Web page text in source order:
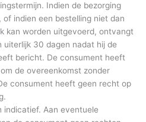
Indien de bezorging
indien een bestelling niet dan
kan worden uitgevoerd, ontvangt
uiterlijk 30 dagen nadat hij de
bericht. De consument heeft
de overeenkomst zonder
consument heeft geen recht op
indicatief. Aan eventuele